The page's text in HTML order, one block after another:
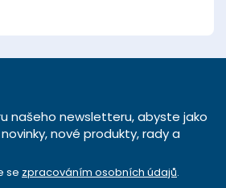
našeho newsletteru, abyste jako
nové produkty, rady a
se zpracováním osobních údajů.